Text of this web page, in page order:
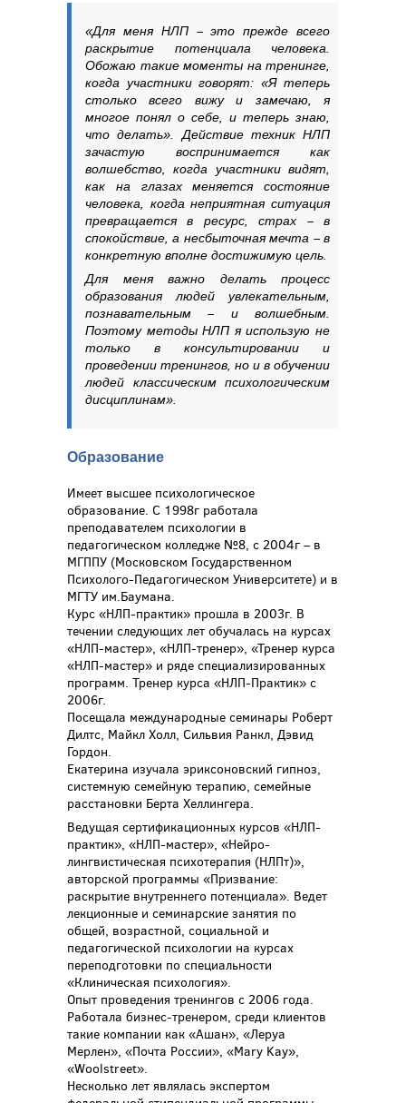
«Для меня НЛП – это прежде всего
раскрытие потенциала человека.
Обожаю такие моменты на тренинге,
когда участники говорят: «Я теперь
столько всего вижу и замечаю, я
многое понял о себе, и теперь знаю,
что делать». Действие техник НЛП
зачастую воспринимается как
волшебство, когда участники видят,
как на глазах меняется состояние
человека, когда неприятная ситуация
превращается в ресурс, страх – в
спокойствие, а несбыточная мечта – в
конкретную вполне достижимую цель.
Для меня важно делать процесс
образования людей увлекательным,
познавательным – и волшебным.
Поэтому методы НЛП я использую не
только в консультировании и
проведении тренингов, но и в обучении
людей классическим психологическим
дисциплинам».
Образование
Имеет высшее психологическое
образование. С 1998г работала
преподавателем психологии в
педагогическом колледже №8, с 2004г – в
МГППУ (Московском Государственном
Психолого-Педагогическом Университете) и в
МГТУ им.Баумана.
Курс «НЛП-практик» прошла в 2003г. В
течении следующих лет обучалась на курсах
«НЛП-мастер», «НЛП-тренер», «Тренер курса
«НЛП-мастер» и ряде специализированных
программ. Тренер курса «НЛП-Практик» с
2006г.
Посещала международные семинары Роберт
Дилтс, Майкл Холл, Сильвия Ранкл, Дэвид
Гордон.
Екатерина изучала эриксоновский гипноз,
системную семейную терапию, семейные
расстановки Берта Хеллингера.
Ведущая сертификационных курсов «НЛП-
практик», «НЛП-мастер», «Нейро-
лингвистическая психотерапия (НЛПт)»,
авторской программы «Призвание:
раскрытие внутреннего потенциала». Ведет
лекционные и семинарские занятия по
общей, возрастной, социальной и
педагогической психологии на курсах
переподготовки по специальности
«Клиническая психология».
Опыт проведения тренингов с 2006 года.
Работала бизнес-тренером, среди клиентов
такие компании как «Ашан», «Леруа
Мерлен», «Почта России», «Mary Kay»,
«Woolstreet».
Несколько лет являлась экспертом